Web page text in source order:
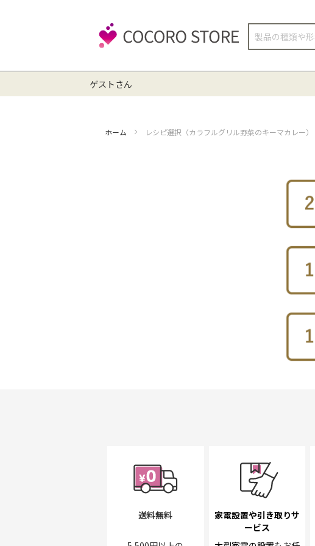
検
ゲストさん
ホーム レシピ選択（カラフルグリル野菜のキーマカレー）
送料無料 家電設置や引き取りサ
ービス